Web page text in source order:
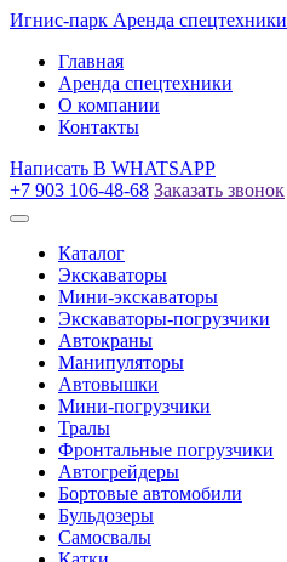
Игнис-парк Аренда спецтехники
Главная
Аренда спецтехники
О компании
Контакты
Написать В WHATSAPP
+7 903 106-48-68 Заказать звонок
Каталог
Экскаваторы
Мини-экскаваторы
Экскаваторы-погрузчики
Автокраны
Манипуляторы
Автовышки
Мини-погрузчики
Тралы
Фронтальные погрузчики
Автогрейдеры
Бортовые автомобили
Бульдозеры
Самосвалы